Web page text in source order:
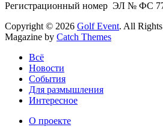
Регистрационный номер ЭЛ № ФС
Copyright © 2026 Golf Event. All Rights
Magazine by Catch Themes
Всё
Новости
События
Для размышления
Интересное
О проекте